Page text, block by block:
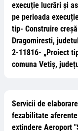
execuție lucrări și
pe perioada
tip- Construire
Dragomiresti,
2-11816- „Proiect
comuna Vetiș,
Servicii de
fezabilitate
extindere Aeroport